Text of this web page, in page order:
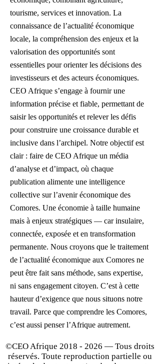
tourisme, services et innovation. La
connaissance de l’actualité économique
locale, la compréhension des enjeux et la
valorisation des opportunités sont
essentielles pour orienter les décisions des
investisseurs et des acteurs économiques.
CEO Afrique s’engage à fournir une
information précise et fiable, permettant de
saisir les opportunités et relever les défis
pour construire une croissance durable et
inclusive dans l’archipel​. Notre objectif est
clair : faire de CEO Afrique un média
d’analyse et d’impact, où chaque
publication alimente une intelligence
collective sur l’avenir économique des
Comores. Une économie à taille humaine
mais à enjeux stratégiques — car insulaire,
connectée, exposée et en transformation
permanente. Nous croyons que le traitement
de l’actualité économique aux Comores ne
peut être fait sans méthode, sans expertise,
ni sans engagement citoyen. C’est à cette
hauteur d’exigence que nous situons notre
travail. Parce que comprendre les Comores,
c’est aussi penser l’Afrique autrement.
©CEO Afrique 2018 - 2026 — Tous droits
réservés. Toute reproduction partielle ou